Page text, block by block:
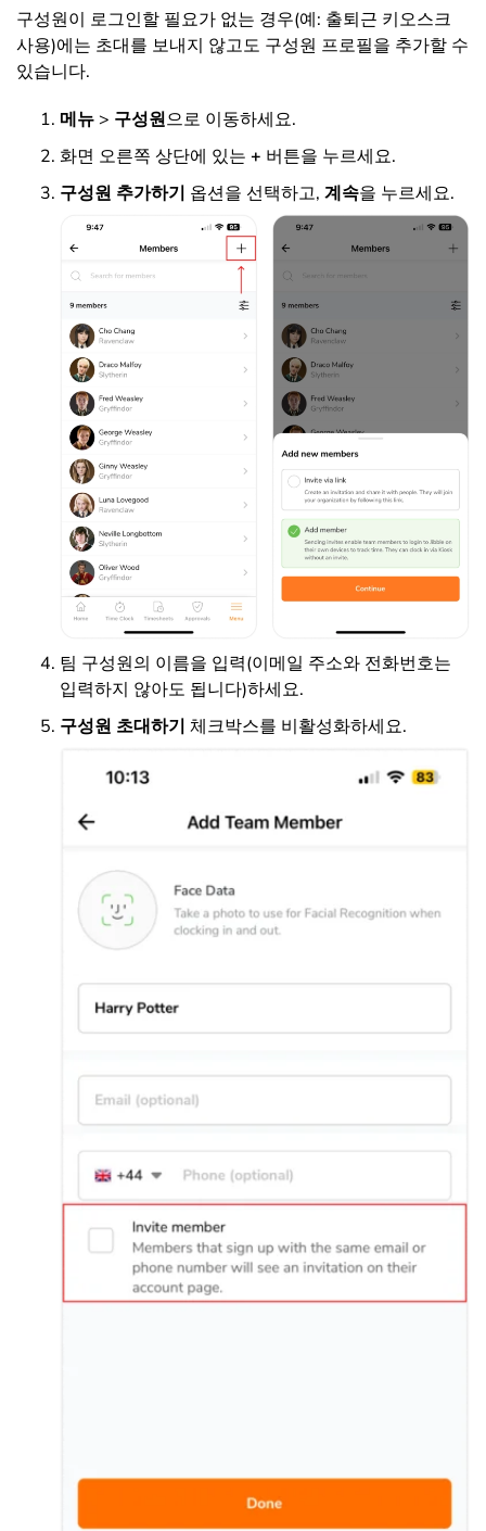
구성원이 로그인할 필요가 없는 경우(예: 출퇴근 키오스크
사용)에는 초대를 보내지 않고도 구성원 프로필을 추가할 수
있습니다.
메뉴 > 구성원으로 이동하세요.
화면 오른쪽 상단에 있는 + 버튼을 누르세요.
구성원 추가하기 옵션을 선택하고, 계속을 누르세요.
팀 구성원의 이름을 입력(이메일 주소와 전화번호는
입력하지 않아도 됩니다)하세요.
구성원 초대하기 체크박스를 비활성화하세요.